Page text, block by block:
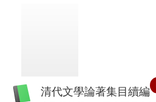
清代文學論著集目續編